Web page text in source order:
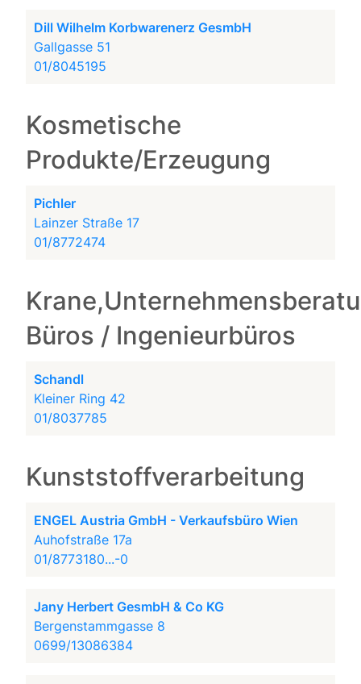
Dill Wilhelm Korbwarenerz GesmbH
Gallgasse 51
01/8045195
Kosmetische
Produkte/Erzeugung
Pichler
Lainzer Straße 17
01/8772474
Büros / Ingenieurbüros
Schandl
Kleiner Ring 42
01/8037785
Kunststoffverarbeitung
ENGEL Austria GmbH - Verkaufsbüro Wien
Auhofstraße 17a
01/8773180...-0
Jany Herbert GesmbH & Co KG
Bergenstammgasse 8
0699/13086384